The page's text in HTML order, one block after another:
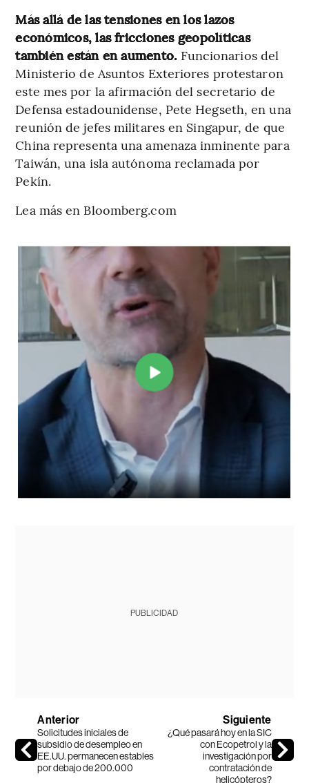
Más allá de las tensiones en los lazos
económicos, las fricciones geopolíticas
también están en aumento. Funcionarios del
Ministerio de Asuntos Exteriores protestaron
este mes por la afirmación del secretario de
Defensa estadounidense, Pete Hegseth, en una
reunión de jefes militares en Singapur, de que
China representa una amenaza inminente para
Taiwán, una isla autónoma reclamada por
Pekín.
Lea más en Bloomberg.com
PUBLICIDAD
Anterior
Solicitudes iniciales de
subsidio de desempleo en
EE.UU. permanecen estables
por debajo de 200.000
Siguiente
¿Qué pasará hoy en la SIC
con Ecopetrol y la
investigación por
contratación de
helicópteros?